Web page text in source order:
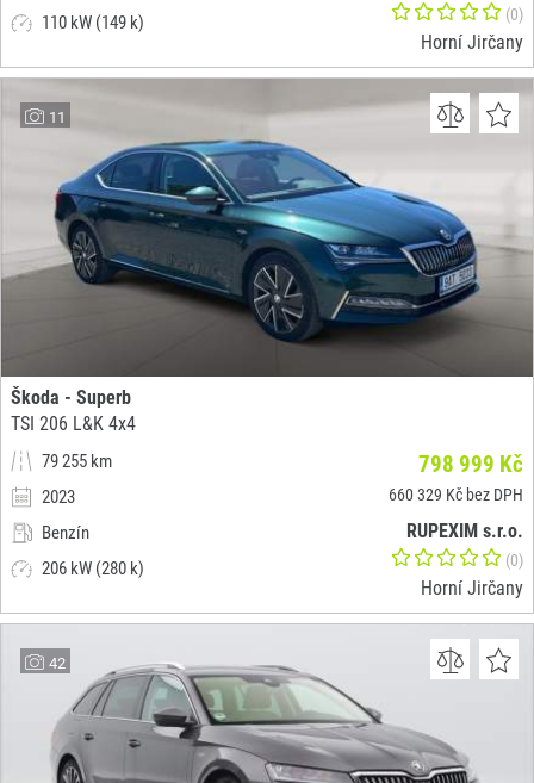
110 kW (149 k)
(0)
Horní Jirčany
11
Škoda - Superb
TSI 206 L&K 4x4
79 255 km
2023
Benzín
206 kW (280 k)
798 999 Kč
660 329 Kč bez DPH
RUPEXIM s.r.o.
(0)
Horní Jirčany
42